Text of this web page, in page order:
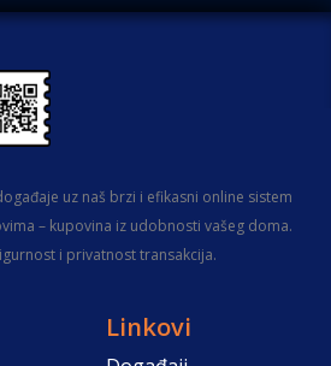
uz naš brzi i efikasni online sistem
– kupovina iz udobnosti vašeg doma.
i privatnost transakcija.
Linkovi